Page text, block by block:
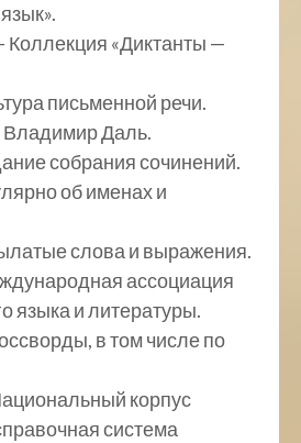
Коллекция «Диктанты —
письменной речи.
Даль.
собрания сочинений.
об именах и
слова и выражения.
ассоциация
языка и литературы.
в том числе по
корпус
система